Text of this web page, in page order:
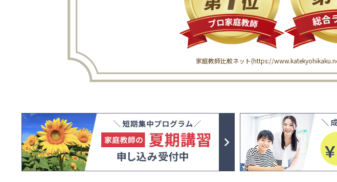
家庭教師比較ネット(https://